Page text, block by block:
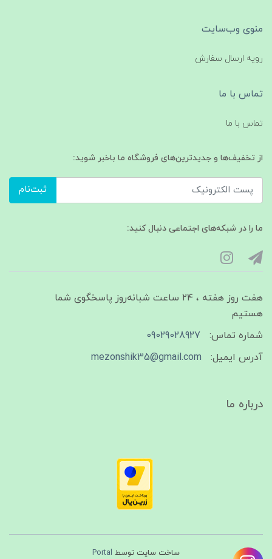
منوی وب‌سایت
رویه ارسال سفارش
تماس با ما
تماس با ما
از تخفیف‌ها و جدیدترین‌های فروشگاه ما باخبر شوید:
ثبت‌نام
ما را در شبکه‌های اجتماعی دنبال کنید:
هفت روز هفته ، ۲۴ ساعت شبانه‌روز پاسخگوی شما
هستیم
شماره تماس:
09029028927
آدرس ایمیل:
mezonshik35@gmail.com
درباره ما
ساخت سایت توسط Portal